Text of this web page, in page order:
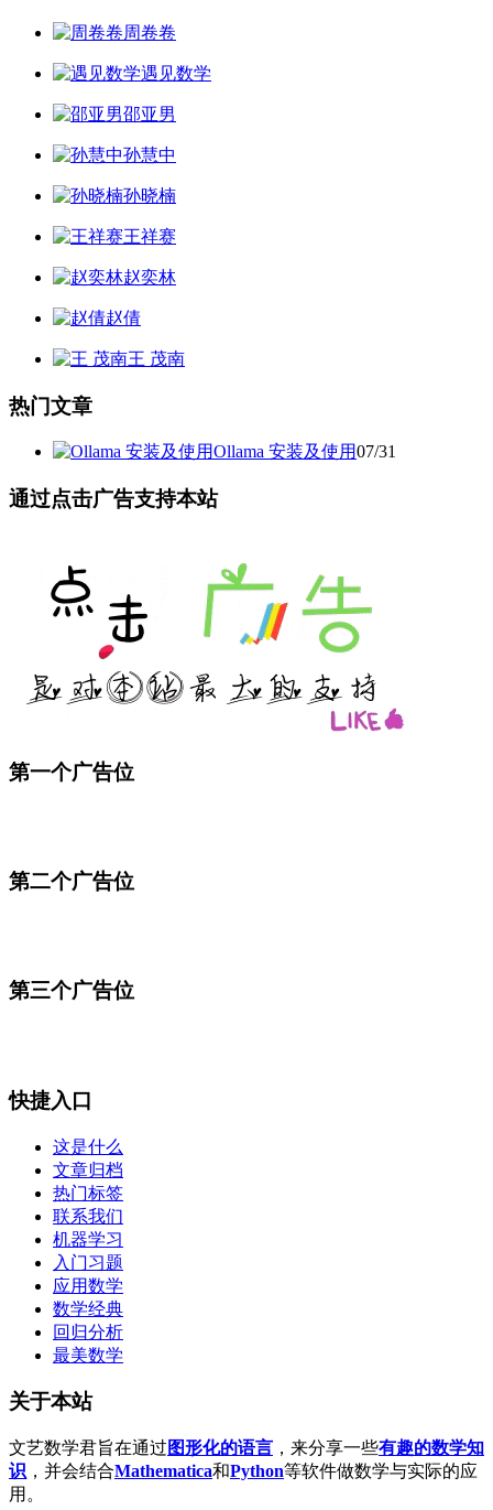
周卷卷
遇见数学
邵亚男
孙慧中
孙晓楠
王祥赛
赵奕林
赵倩
王 茂南
热门文章
Ollama 安装及使用07/31
通过点击广告支持本站
第一个广告位
第二个广告位
第三个广告位
快捷入口
这是什么
文章归档
热门标签
联系我们
机器学习
入门习题
应用数学
数学经典
回归分析
最美数学
关于本站
文艺数学君旨在通过 图形化的语言 ，来分享一些有趣的数学知
识 ，并会结合Mathematica和Python等软件做数学与实际的应
用。